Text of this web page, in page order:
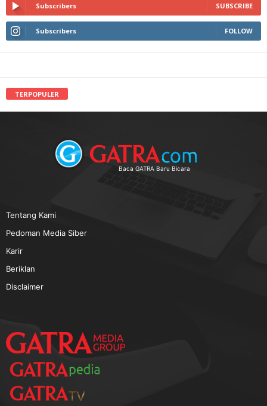
Subscribers SUBSCRIBE
Subscribers FOLLOW
TERPOPULER